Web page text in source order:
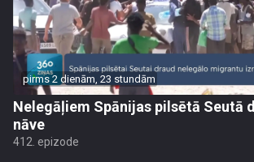
pirms 2 dienām, 23 stundām
Nelegāļiem Spānijas pilsētā Seutā
nāve
412. epizode